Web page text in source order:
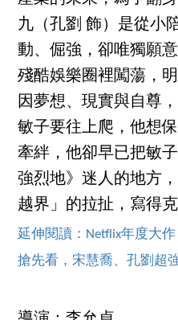
九（孔劉 飾）是從小
動、倔強，卻唯獨願
殘酷娛樂圈裡闖蕩，
因夢想、現實與自尊
敏子要往上爬，他想
牽絆，他卻早已把敏
強烈地》迷人的地方
越界」的拉扯，寫得克
延伸閱讀：Netflix年度大
搶先看，宋慧喬、孔劉超